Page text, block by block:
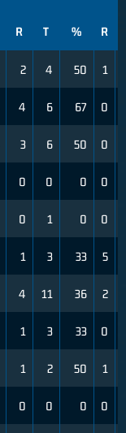
R T % R
2 4 50 1
4 6 67 0
3 6 50 0
0 0 0 0
0 1 0 0
1 3 33 5
4 11 36 2
1 3 33 0
1 2 50 1
0 0 0 0